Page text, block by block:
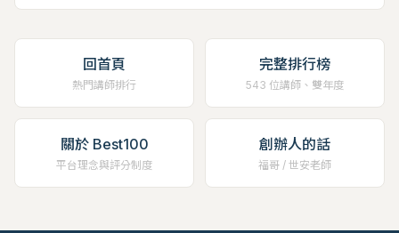
回首頁
熱門講師排行
完整排行榜
543 位講師、雙年度
關於 Best100
平台理念與評分制度
創辦人的話
福哥 / 世安老師